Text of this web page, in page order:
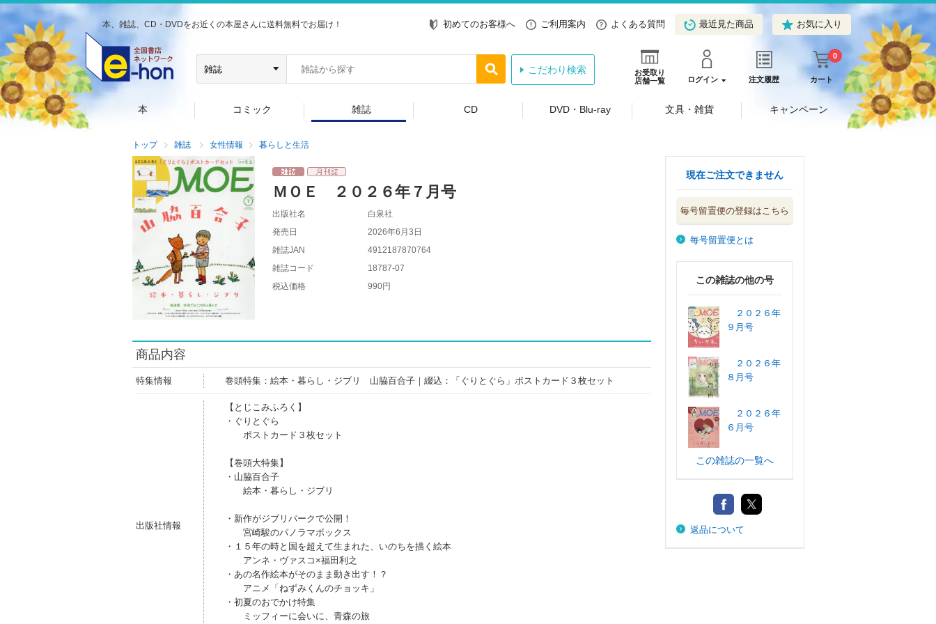
本、雑誌、CD・DVDをお近くの本屋さんに送料無料でお届け！ 初めてのお客様へ ご利用案内 よくある質問 最近見た商品 お気に入り
お受取り
店舗一覧
ログイン 注文履歴 カート
0
こだわり検索
本 コミック 雑誌 CD DVD・Blu-ray 文具・雑貨 キャンペーン
トップ 雑誌 女性情報 暮らしと生活
ＭＯＥ ２０２６年７月号
出版社名
白泉社
発売日
2026年6月3日
雑誌JAN
4912187870764
雑誌コード
18787-07
税込価格
990円
商品内容
特集情報 巻頭特集：絵本・暮らし・ジブリ 山脇百合子｜綴込：「ぐりとぐら」ポストカード３枚セット
出版社情報
【とじこみふろく】
・ぐりとぐら
ポストカード３枚セット
【巻頭大特集】
・山脇百合子
絵本・暮らし・ジブリ
・新作がジブリパークで公開！
宮崎駿のパノラマボックス
・１５年の時と国を超えて生まれた、いのちを描く絵本
アンネ・ヴァスコ×福田利之
・あの名作絵本がそのまま動き出す！？
アニメ「ねずみくんのチョッキ」
・初夏のおでかけ特集
ミッフィーに会いに、青森の旅
現在ご注文できません
毎号留置便の登録はこちら
毎号留置便とは
この雑誌の他の号
２０２６年
９月号
２０２６年
８月号
２０２６年
６月号
この雑誌の一覧へ
返品について